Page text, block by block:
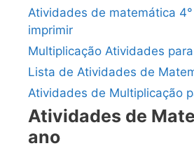
Atividades de matemática
imprimir
Multiplicação Atividades
Lista de Atividades de
Atividades de Multiplicação
Atividades de
ano